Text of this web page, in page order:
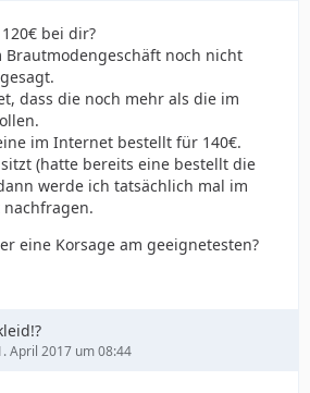
bei dir?
noch nicht
dass die noch mehr als die im
im Internet bestellt für 140€.
(hatte bereits eine bestellt die
werde ich tatsächlich mal im
eine Korsage am geeignetesten?
April 2017 um 08:44